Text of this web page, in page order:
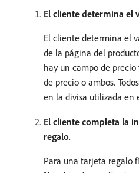
El cliente determina el
El cliente determina el
de la página del
hay un campo de
de precio o ambos.
en la divisa utilizada en
El cliente completa la
regalo.
Para una tarjeta regalo